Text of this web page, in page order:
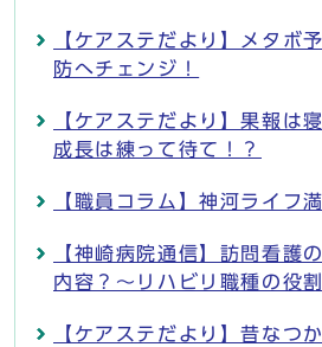
【ケアステだより】メタボ
防へチェンジ！
【ケアステだより】果報は
成長は練って待て！？
【職員コラム】神河ライフ
【神崎病院通信】訪問看護
内容？～リハビリ職種の役
【ケアステだより】昔なつ